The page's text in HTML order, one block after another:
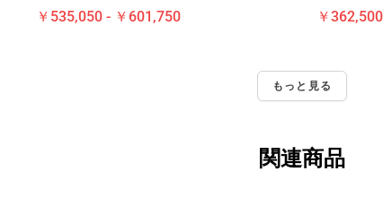
￥535,050 - ￥601,750 ￥
もっと見る
関連商品